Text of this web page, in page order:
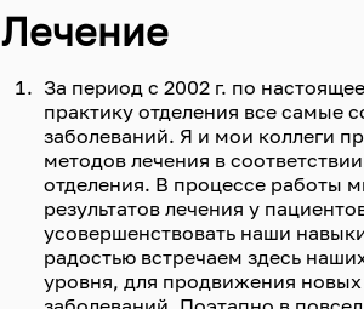
Лечение
За период с 2002 г. по
практику отделения все самые
заболеваний. Я и мои коллеги
методов лечения в
отделения. В процессе работы
результатов лечения у
усовершенствовать наши
радостью встречаем здесь
уровня, для продвижения